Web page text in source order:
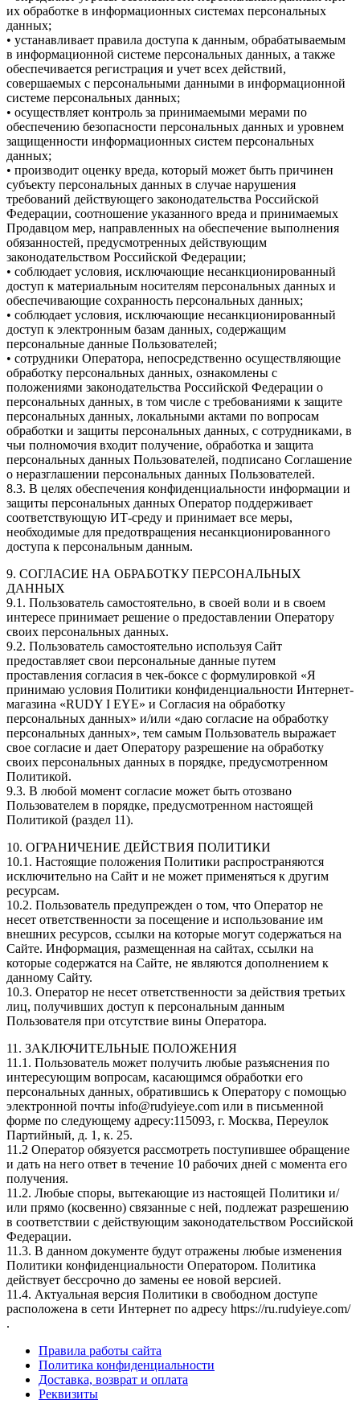
их обработке в информационных системах персональных
данных;
• устанавливает правила доступа к данным, обрабатываемым
в информационной системе персональных данных, а также
обеспечивается регистрация и учет всех действий,
совершаемых с персональными данными в информационной
системе персональных данных;
• осуществляет контроль за принимаемыми мерами по
обеспечению безопасности персональных данных и уровнем
защищенности информационных систем персональных
данных;
• производит оценку вреда, который может быть причинен
субъекту персональных данных в случае нарушения
требований действующего законодательства Российской
Федерации, соотношение указанного вреда и принимаемых
Продавцом мер, направленных на обеспечение выполнения
обязанностей, предусмотренных действующим
законодательством Российской Федерации;
• соблюдает условия, исключающие несанкционированный
доступ к материальным носителям персональных данных и
обеспечивающие сохранность персональных данных;
• соблюдает условия, исключающие несанкционированный
доступ к электронным базам данных, содержащим
персональные данные Пользователей;
• сотрудники Оператора, непосредственно осуществляющие
обработку персональных данных, ознакомлены с
положениями законодательства Российской Федерации о
персональных данных, в том числе с требованиями к защите
персональных данных, локальными актами по вопросам
обработки и защиты персональных данных, с сотрудниками, в
чьи полномочия входит получение, обработка и защита
персональных данных Пользователей, подписано Соглашение
о неразглашении персональных данных Пользователей.
8.3. В целях обеспечения конфиденциальности информации и
защиты персональных данных Оператор поддерживает
соответствующую ИТ-среду и принимает все меры,
необходимые для предотвращения несанкционированного
доступа к персональным данным.
9. СОГЛАСИЕ НА ОБРАБОТКУ ПЕРСОНАЛЬНЫХ
ДАННЫХ
9.1. Пользователь самостоятельно, в своей воли и в своем
интересе принимает решение о предоставлении Оператору
своих персональных данных.
9.2. Пользователь самостоятельно используя Сайт
предоставляет свои персональные данные путем
проставления согласия в чек-боксе с формулировкой «Я
принимаю условия Политики конфиденциальности Интернет-
магазина «RUDY I EYE» и Согласия на обработку
персональных данных» и/или «даю согласие на обработку
персональных данных», тем самым Пользователь выражает
свое согласие и дает Оператору разрешение на обработку
своих персональных данных в порядке, предусмотренном
Политикой.
9.3. В любой момент согласие может быть отозвано
Пользователем в порядке, предусмотренном настоящей
Политикой (раздел 11).
10. ОГРАНИЧЕНИЕ ДЕЙСТВИЯ ПОЛИТИКИ
10.1. Настоящие положения Политики распространяются
исключительно на Сайт и не может применяться к другим
ресурсам.
10.2. Пользователь предупрежден о том, что Оператор не
несет ответственности за посещение и использование им
внешних ресурсов, ссылки на которые могут содержаться на
Сайте. Информация, размещенная на сайтах, ссылки на
которые содержатся на Сайте, не являются дополнением к
данному Сайту.
10.3. Оператор не несет ответственности за действия третьих
лиц, получивших доступ к персональным данным
Пользователя при отсутствие вины Оператора.
11. ЗАКЛЮЧИТЕЛЬНЫЕ ПОЛОЖЕНИЯ
11.1. Пользователь может получить любые разъяснения по
интересующим вопросам, касающимся обработки его
персональных данных, обратившись к Оператору с помощью
электронной почты info@rudyieye.com или в письменной
форме по следующему адресу:115093, г. Москва, Переулок
Партийный, д. 1, к. 25.
11.2 Оператор обязуется рассмотреть поступившее обращение
и дать на него ответ в течение 10 рабочих дней с момента его
получения.
11.2. Любые споры, вытекающие из настоящей Политики и/
или прямо (косвенно) связанные с ней, подлежат разрешению
в соответствии с действующим законодательством Российской
Федерации.
11.3. В данном документе будут отражены любые изменения
Политики конфиденциальности Оператором. Политика
действует бессрочно до замены ее новой версией.
11.4. Актуальная версия Политики в свободном доступе
расположена в сети Интернет по адресу https://ru.rudyieye.com/
.
Правила работы сайта
Политика конфиденциальности
Доставка, возврат и оплата
Реквизиты